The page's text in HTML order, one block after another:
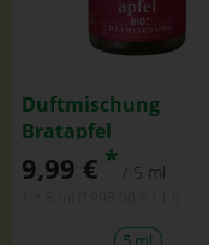
Duftmischung
Bratapfel
9,99 € * / 5 ml
5 ml